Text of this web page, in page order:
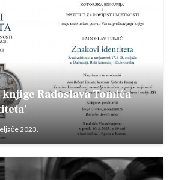
Radoslava Tomića
2023.